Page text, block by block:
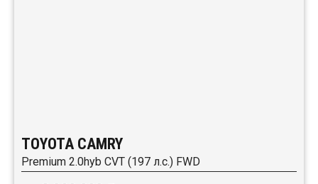
TOYOTA CAMRY
Premium 2.0hyb CVT (197 л.с.) FWD